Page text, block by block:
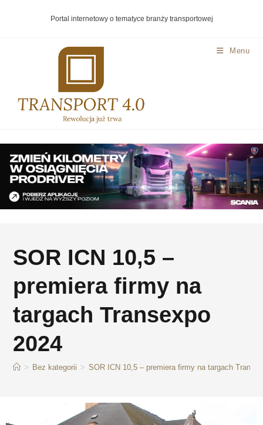
Portal internetowy o tematyce branży transportowej
Menu
SOR ICN 10,5 –
premiera firmy na
targach Transexpo
2024
> Bez kategorii > SOR ICN 10,5 – premiera firmy na targach